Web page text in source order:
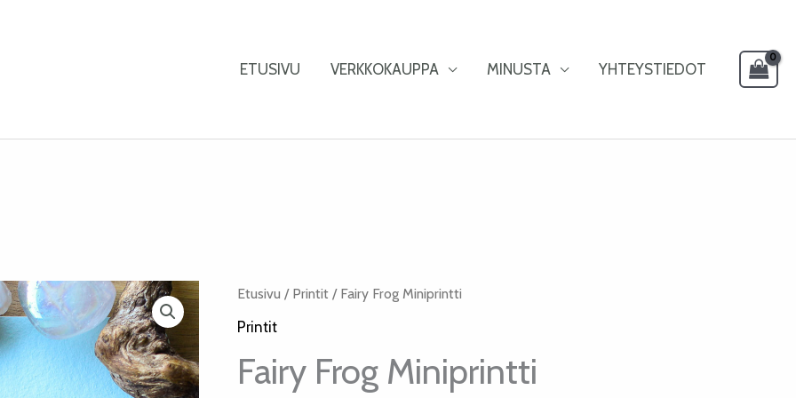
ETUSIVU
VERKKOKAUPPA MINUSTA YHTEYSTIEDOT
Etusivu / Printit / Fairy Frog Miniprintti
Printit
Fairy Frog Miniprintti
Fairy
Frog
määrä